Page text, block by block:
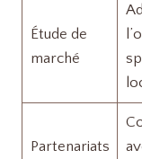
Étude de
marché
Partenariats